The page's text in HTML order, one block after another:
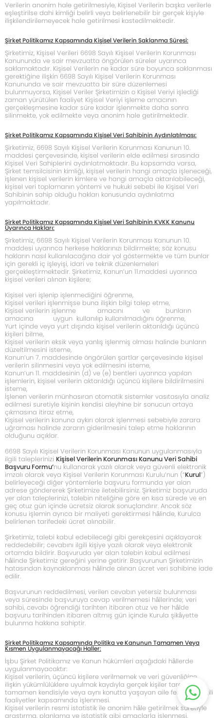
Verilerin anonim hale getirilmesiyle, Kişisel Verilerin başka verilerle
eşleştirilse dahi kimliği belirli veya belirlenebilir bir gerçek kişiyle
ilişkilendirilemeyecek hale getirilmesi kastedilmektedir.
Şirket Politikamız Kapsamında Kişisel Verilerin Saklanma Süresi:
Şirketimiz, Kişisel Verileri 6698 Sayılı Kişisel Verilerin Korunması
Kanununda ve sair mevzuatta öngörülen süreler uyarınca
saklamaktadır. Kişisel Verilerin ne kadar süre boyunca saklanması
gerektiğine ilişkin 6698 Sayılı Kişisel Verilerin Korunması
Kanununda ve sair mevzuatta bir süre düzenlemesi
bulunmuyorsa, Kişisel Veriler Şirketimizin o Kişisel Veriyi işlediği
zaman yürütülen faaliyet Kişisel Veriyi işleme amacının
gerçekleşmesine kadar süre kadar işlenmekte daha sonra
silinmekte, yok edilmekte veya anonim hale getirilmektedir.
Şirket Politikamız Kapsamında Kişisel Veri Sahibinin Aydınlatılması:
Şirketimiz, 6698 Sayılı Kişisel Verilerin Korunması Kanunun 10.
maddesi çerçevesinde, kişisel verilerin elde edilmesi sırasında
Kişisel Veri Sahiplerini aydınlatmaktadır. Bu kapsamda varsa,
Şirket temsilcisinin kimliği, kişisel verilerin hangi amaçla işleneceği,
işlenen kişisel verilerin kimlere ve hangi amaçla aktarılabileceği,
kişisel veri toplamanın yöntemi ve hukuki sebebi ile Kişisel Veri
Sahibinin sahip olduğu hakları konusunda aydınlatma
yapılmaktadır.
Şirket Politikamız Kapsamında Kişisel Veri Sahibinin KVKK Kanunu
Uyarınca Hakları:
Şirketimiz, 6698 Sayılı Kişisel Verilerin Korunması Kanunun 10.
maddesi uyarınca herkese haklarınızı bildirmekte; söz konusu
hakların nasıl kullanılacağına dair yol göstermekte ve tüm bunlar
için gerekli iç işleyişi, idari ve teknik düzenlemeleri
gerçekleştirmektedir. Şirketimiz, Kanun’un 11.maddesi uyarınca
kişisel verileri alınan kişilere;
Kişisel veri işlenip işlenmediğini öğrenme,
Kişisel verileri işlenmişse buna ilişkin bilgi talep etme,
Kişisel verilerin işlenme amacını ve bunların
amacına uygun kullanılıp kullanılmadığını öğrenme,
Yurt içinde veya yurt dışında kişisel verilerin aktarıldığı üçüncü
kişileri bilme,
Kişisel verilerin eksik veya yanlış işlenmiş olması halinde bunların
düzeltilmesini isteme,
Kanun’un 7. maddesinde öngörülen şartlar çerçevesinde kişisel
verilerin silinmesini veya yok edilmesini isteme,
Kanun’un 11. maddesinin (d) ve (e) bentleri uyarınca yapılan
işlemlerin, kişisel verilerin aktarıldığı üçüncü kişilere bildirilmesini
isteme,
İşlenen verilerin münhasıran otomatik sistemler vasıtasıyla analiz
edilmesi suretiyle kişinin kendisi aleyhine bir sonucun ortaya
çıkmasına itiraz etme,
Kişisel verilerin kanuna aykırı olarak işlenmesi sebebiyle zarara
uğraması halinde zararın giderilmesini talep etme haklarının
olduğunu açıklar.
6698 Sayılı Kişisel Verilerin Korunması Kanunun uygulanmasıyla
ilgili taleplerinizi Kişisel Verilerin Korunması Kanunu Veri Sahibi
Başvuru Formu’nu kullanarak yazılı olarak veya güvenli elektronik
imzalı olarak veya Kişisel Verilerin Korunması Kurulu’nun (“Kurul”)
belirleyeceği diğer yöntemlerle başvuru formunda yer alan
adrese göndererek Şirketimize iletebilirsiniz. Şirketimiz başvuruda
yer alan taleplerinizi, talebin niteliğine göre en kısa sürede ve en
geç otuz gün içinde ücretsiz olarak sonuçlandırır. Ancak söz
konusu işlemin ayrıca bir maliyeti gerektirmesi hâlinde, Kurulca
belirlenen tarifedeki ücret alınabilir.
Şirketimiz, talebi kabul edebileceği gibi gerekçesini açıklayarak
reddedebilir; cevabını ilgili kişiye yazılı olarak veya elektronik
ortamda bildirir. Başvuruda yer alan talebin kabul edilmesi
hâlinde Şirketimiz gereğini yerine getirir. Başvurunun Şirketimizin
hatasından kaynaklanması hâlinde alınan ücret veri sahibine iade
edilir.
Başvurunun reddedilmesi, verilen cevabın yetersiz bulunması
veya süresinde başvuruya cevap verilmemesi hâllerinde; veri
sahibi, cevabı öğrendiği tarihten itibaren otuz ve her hâlde
başvuru tarihinden itibaren altmış gün içinde Kurula şikâyette
bulunma hakkına sahiptir.
Şirket Politikamız Kapsamında Politika ve Kanunun Tamamen Veya
Kısmen Uygulanmayacağı Haller:
İşbu Şirket Politikamız ve Kanun hükümleri aşağıdaki hâllerde
uygulanmayacaktır:
Kişisel verilerin, üçüncü kişilere verilmemek ve veri güvenliğine
ilişkin yükümlülüklere uyulmak kaydıyla gerçek kişiler tarafından
tamamen kendisiyle veya aynı konutta yaşayan aile fertleriyle ilgili
faaliyetler kapsamında işlenmesi.
Kişisel verilerin resmi istatistik ile anonim hâle getirilmek suretiyle
araştırma, planlama ve istatistik gibi amaçlarla işlenmesi.